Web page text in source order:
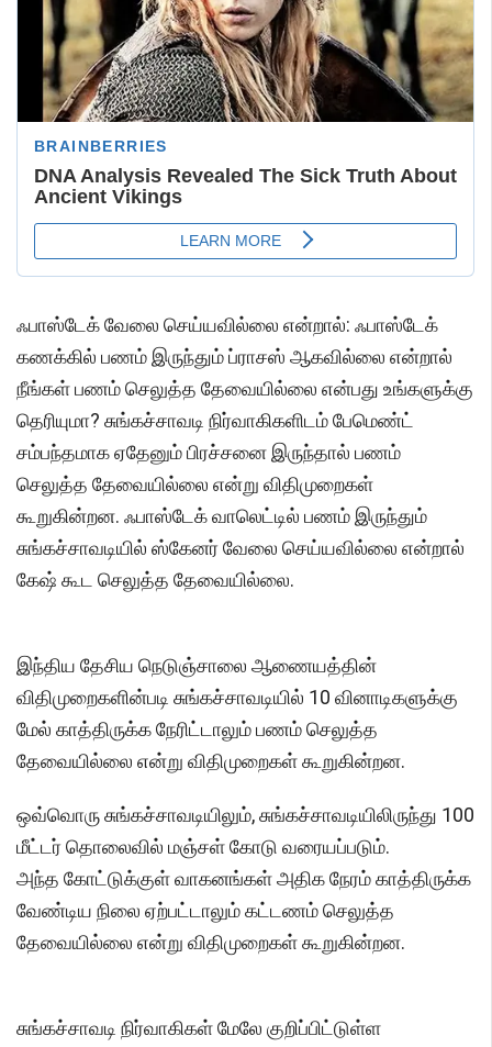
ஃபாஸ்டேக் வேலை செய்யவில்லை என்றால்: ஃபாஸ்டேக்
கணக்கில் பணம் இருந்தும் ப்ராசஸ் ஆகவில்லை என்றால்
நீங்கள் பணம் செலுத்த தேவையில்லை என்பது உங்களுக்கு
தெரியுமா? சுங்கச்சாவடி நிர்வாகிகளிடம் பேமெண்ட்
சம்பந்தமாக ஏதேனும் பிரச்சனை இருந்தால் பணம்
செலுத்த தேவையில்லை என்று விதிமுறைகள்
கூறுகின்றன. ஃபாஸ்டேக் வாலெட்டில் பணம் இருந்தும்
சுங்கச்சாவடியில் ஸ்கேனர் வேலை செய்யவில்லை என்றால்
கேஷ் கூட செலுத்த தேவையில்லை.
இந்திய தேசிய நெடுஞ்சாலை ஆணையத்தின்
விதிமுறைகளின்படி சுங்கச்சாவடியில் 10 வினாடிகளுக்கு
மேல் காத்திருக்க நேரிட்டாலும் பணம் செலுத்த
தேவையில்லை என்று விதிமுறைகள் கூறுகின்றன.
ஒவ்வொரு சுங்கச்சாவடியிலும், சுங்கச்சாவடியிலிருந்து 100
மீட்டர் தொலைவில் மஞ்சள் கோடு வரையப்படும்.
அந்த கோட்டுக்குள் வாகனங்கள் அதிக நேரம் காத்திருக்க
வேண்டிய நிலை ஏற்பட்டாலும் கட்டணம் செலுத்த
தேவையில்லை என்று விதிமுறைகள் கூறுகின்றன.
சுங்கச்சாவடி நிர்வாகிகள் மேலே குறிப்பிட்டுள்ள